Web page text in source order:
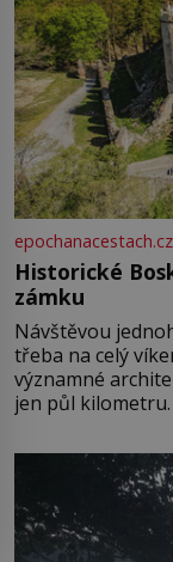
epochanacestach.cz
Historické
zámku
Návštěvou
třeba na celý
významné
jen půl kilometru.
Boskovice na
ve13. století, a